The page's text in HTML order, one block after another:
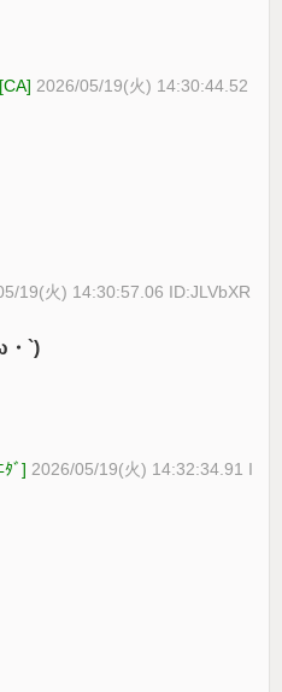
2026/05/19(火) 14:30:44.52
19(火) 14:30:57.06 ID:JLVbXR
・`)
ﾞ] 2026/05/19(火) 14:32:34.91 I